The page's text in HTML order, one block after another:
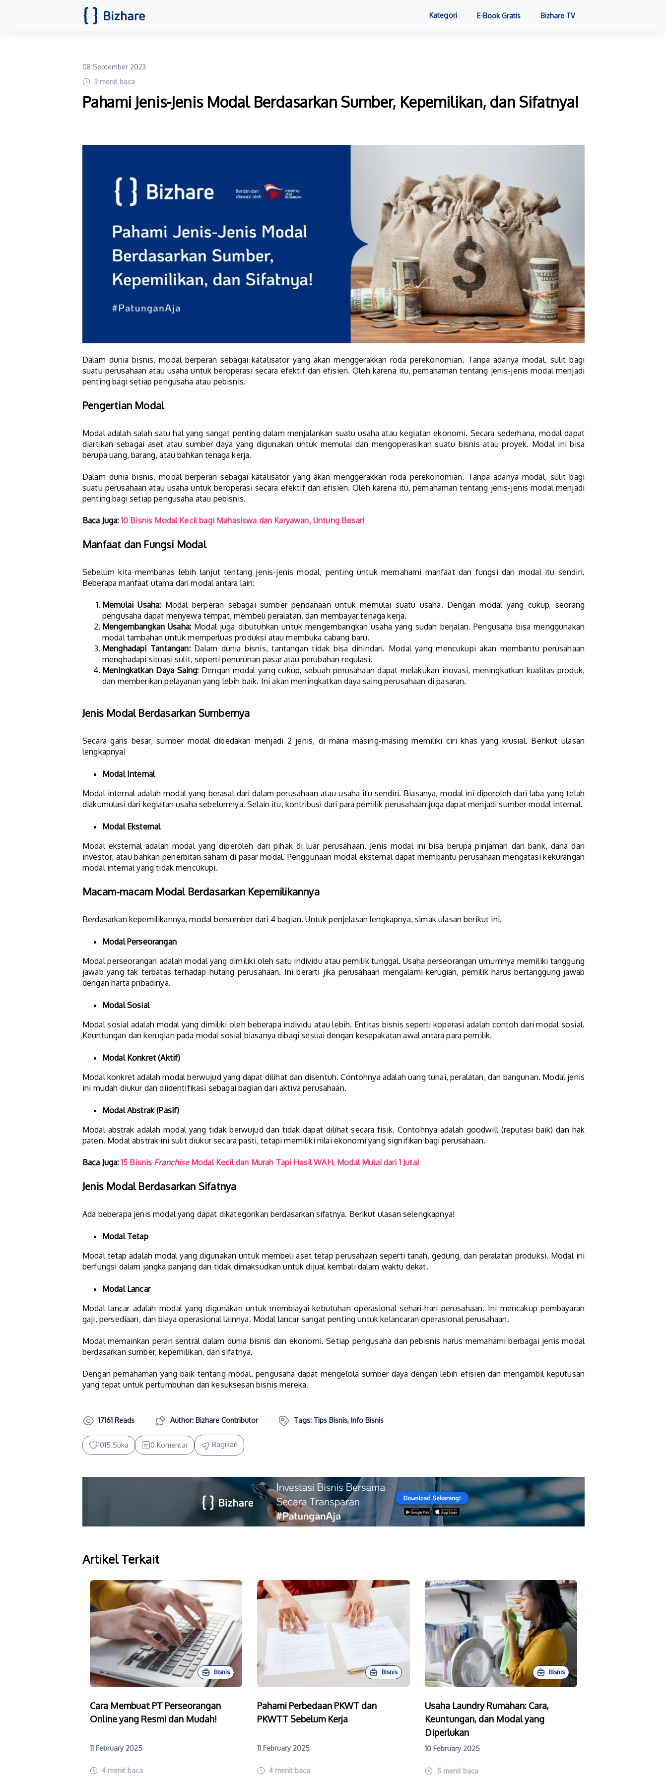
Kategori E-Book Gratis Bizhare TV
08 September 2023
3 menit baca
Pahami Jenis-Jenis Modal Berdasarkan Sumber, Kepemilikan, dan Sifatnya!
Dalam dunia bisnis, modal berperan sebagai katalisator yang akan menggerakkan roda perekonomian. Tanpa adanya modal, sulit bagi
suatu perusahaan atau usaha untuk beroperasi secara efektif dan efisien. Oleh karena itu, pemahaman tentang jenis-jenis modal menjadi
penting bagi setiap pengusaha atau pebisnis.
Pengertian Modal
Modal adalah salah satu hal yang sangat penting dalam menjalankan suatu usaha atau kegiatan ekonomi. Secara sederhana, modal dapat
diartikan sebagai aset atau sumber daya yang digunakan untuk memulai dan mengoperasikan suatu bisnis atau proyek. Modal ini bisa
berupa uang, barang, atau bahkan tenaga kerja.
Dalam dunia bisnis, modal berperan sebagai katalisator yang akan menggerakkan roda perekonomian. Tanpa adanya modal, sulit bagi
suatu perusahaan atau usaha untuk beroperasi secara efektif dan efisien. Oleh karena itu, pemahaman tentang jenis-jenis modal menjadi
penting bagi setiap pengusaha atau pebisnis.
Baca Juga:10 Bisnis Modal Kecil bagi Mahasiswa dan Karyawan, Untung Besar!
Manfaat dan Fungsi Modal
Sebelum kita membahas lebih lanjut tentang jenis-jenis modal, penting untuk memahami manfaat dan fungsi dari modal itu sendiri.
Beberapa manfaat utama dari modal antara lain:
Memulai Usaha: Modal berperan sebagai sumber pendanaan untuk memulai suatu usaha. Dengan modal yang cukup, seorang
pengusaha dapat menyewa tempat, membeli peralatan, dan membayar tenaga kerja.
Mengembangkan Usaha: Modal juga dibutuhkan untuk mengembangkan usaha yang sudah berjalan. Pengusaha bisa menggunakan
modal tambahan untuk memperluas produksi atau membuka cabang baru.
Menghadapi Tantangan:Dalam dunia bisnis, tantangan tidak bisa dihindari. Modal yang mencukupi akan membantu perusahaan
menghadapi situasi sulit, seperti penurunan pasar atau perubahan regulasi.
Meningkatkan Daya Saing: Dengan modal yang cukup, sebuah perusahaan dapat melakukan inovasi, meningkatkan kualitas produk,
dan memberikan pelayanan yang lebih baik. Ini akan meningkatkan daya saing perusahaan di pasaran.
Jenis Modal Berdasarkan Sumbernya
Secara garis besar, sumber modal dibedakan menjadi 2 jenis, di mana masing-masing memiliki ciri khas yang krusial. Berikut ulasan
lengkapnya!
Modal Internal
Modal internal adalah modal yang berasal dari dalam perusahaan atau usaha itu sendiri. Biasanya, modal ini diperoleh dari laba yang telah
diakumulasi dari kegiatan usaha sebelumnya. Selain itu, kontribusi dari para pemilik perusahaan juga dapat menjadi sumber modal internal.
Modal Eksternal
Modal eksternal adalah modal yang diperoleh dari pihak di luar perusahaan. Jenis modal ini bisa berupa pinjaman dari bank, dana dari
investor, atau bahkan penerbitan saham di pasar modal. Penggunaan modal eksternal dapat membantu perusahaan mengatasi kekurangan
modal internal yang tidak mencukupi.
Macam-macam Modal Berdasarkan Kepemilikannya
Berdasarkan kepemilikannya, modal bersumber dari 4 bagian. Untuk penjelasan lengkapnya, simak ulasan berikut ini.
Modal Perseorangan
Modal perseorangan adalah modal yang dimiliki oleh satu individu atau pemilik tunggal. Usaha perseorangan umumnya memiliki tanggung
jawab yang tak terbatas terhadap hutang perusahaan. Ini berarti jika perusahaan mengalami kerugian, pemilik harus bertanggung jawab
dengan harta pribadinya.
Modal Sosial
Modal sosial adalah modal yang dimiliki oleh beberapa individu atau lebih. Entitas bisnis seperti koperasi adalah contoh dari modal sosial.
Keuntungan dan kerugian pada modal sosial biasanya dibagi sesuai dengan kesepakatan awal antara para pemilik.
Modal Konkret (Aktif)
Modal konkret adalah modal berwujud yang dapat dilihat dan disentuh. Contohnya adalah uang tunai, peralatan, dan bangunan. Modal jenis
ini mudah diukur dan diidentifikasi sebagai bagian dari aktiva perusahaan.
Modal Abstrak (Pasif)
Modal abstrak adalah modal yang tidak berwujud dan tidak dapat dilihat secara fisik. Contohnya adalah goodwill (reputasi baik) dan hak
paten. Modal abstrak ini sulit diukur secara pasti, tetapi memiliki nilai ekonomi yang signifikan bagi perusahaan.
Baca Juga:15 Bisnis FranchiseModal Kecil dan Murah Tapi Hasil WAH, Modal Mulai dari 1 Juta!
Jenis Modal Berdasarkan Sifatnya
Ada beberapa jenis modal yang dapat dikategorikan berdasarkan sifatnya. Berikut ulasan selengkapnya!
Modal Tetap
Modal tetap adalah modal yang digunakan untuk membeli aset tetap perusahaan seperti tanah, gedung, dan peralatan produksi. Modal ini
berfungsi dalam jangka panjang dan tidak dimaksudkan untuk dijual kembali dalam waktu dekat.
Modal Lancar
Modal lancar adalah modal yang digunakan untuk membiayai kebutuhan operasional sehari-hari perusahaan. Ini mencakup pembayaran
gaji, persediaan, dan biaya operasional lainnya. Modal lancar sangat penting untuk kelancaran operasional perusahaan.
Modal memainkan peran sentral dalam dunia bisnis dan ekonomi. Setiap pengusaha dan pebisnis harus memahami berbagai jenis modal
berdasarkan sumber, kepemilikan, dan sifatnya.
Dengan pemahaman yang baik tentang modal, pengusaha dapat mengelola sumber daya dengan lebih efisien dan mengambil keputusan
yang tepat untuk pertumbuhan dan kesuksesan bisnis mereka.
17161 Reads Author: Bizhare Contributor Tags: Tips Bisnis, Info Bisnis
1015 Suka 0 Komentar Bagikan
Artikel Terkait
Bisnis
Cara Membuat PT Perseorangan
Online yang Resmi dan Mudah!
11 February 2025
4 menit baca
Bisnis
Pahami Perbedaan PKWT dan
PKWTT Sebelum Kerja
11 February 2025
4 menit baca
Bisnis
Usaha Laundry Rumahan: Cara,
Keuntungan, dan Modal yang
Diperlukan
10 February 2025
5 menit baca